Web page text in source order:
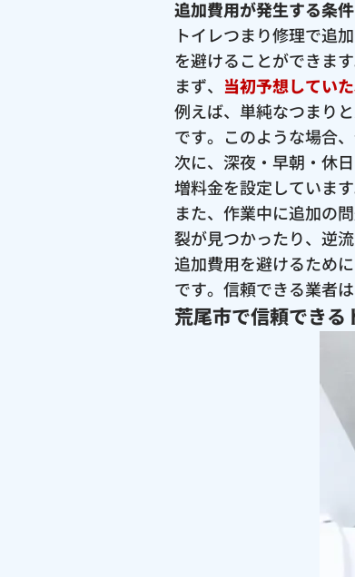
追加費用が発生する条件
トイレつまり修理で追
を避けることができます
まず、 当初予想してい
例えば、単純なつまり
です。このような場合
次に、深夜・早朝・休
増料金を設定しています
また、作業中に追加の
裂が見つかったり、逆
追加費用を避けるため
です。信頼できる業者
荒尾市で信頼でき